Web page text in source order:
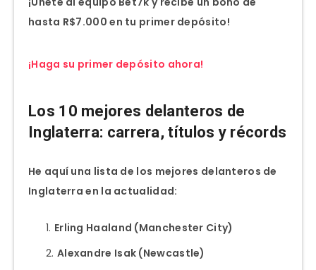
hasta R$7.000 en tu primer depósito!
¡Haga su primer depósito ahora!
Los 10 mejores delanteros de
Inglaterra: carrera, títulos y récords
He aquí una lista de los mejores delanteros de
Inglaterra en la actualidad:
Erling Haaland (Manchester City)
Alexandre Isak (Newcastle)